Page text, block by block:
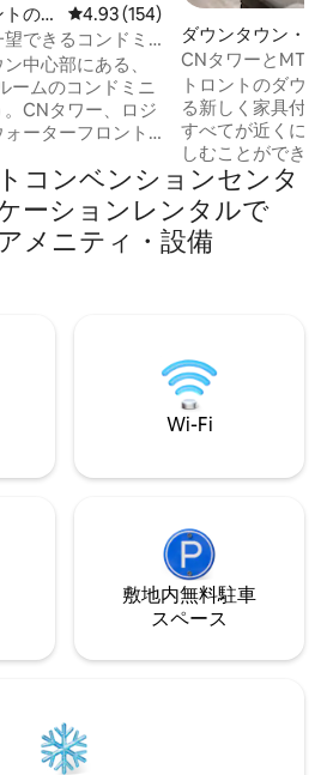
のマ
レビュー154件、5つ星中4.93つ
4.93 (154)
できるコンドミ
徒歩圏内
中心部にある、
ームのコンドミニ
CNタワー、ロジ
ーターフロント
イズベッド1台、リ
ッド1台が備わっ
人数のグループに
までの窓からはス
乾燥機が備わって
と屋外プールも
ダウンタウン・ト
ンション・アパー
CNタワーと
トロントのダウ
る新しく家具付き
すべてが近くにあ
しむことができま
ムは天井が10フ
以上あります。 高速Wi-Fi、ケーブルテレ
ビ、洗濯機/乾燥
をご用意しています。 すぐそこ
ンターまで700m
ら900m TIFFベル
コンベンションセンタ
ー⁠シ⁠ョ⁠ン⁠レ⁠ン⁠タ⁠ル⁠で
メ⁠ニ⁠テ⁠ィ⁠・⁠設⁠備
Wi-Fi
敷地内無料駐⁠車
ス⁠ペ⁠ー⁠ス